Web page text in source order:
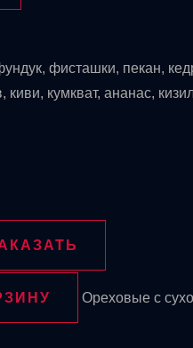
фисташки, пекан,
киви, кумкват, ананас,
Ореховые с